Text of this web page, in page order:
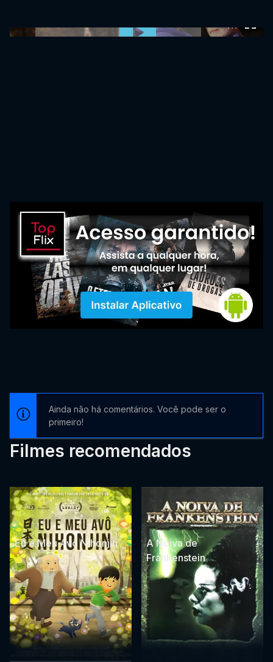
Ainda não há comentários. Você pode ser o
primeiro!
Filmes recomendados
Eu e Meu Avô Nihonjin
A Noiva de
Frankenstein